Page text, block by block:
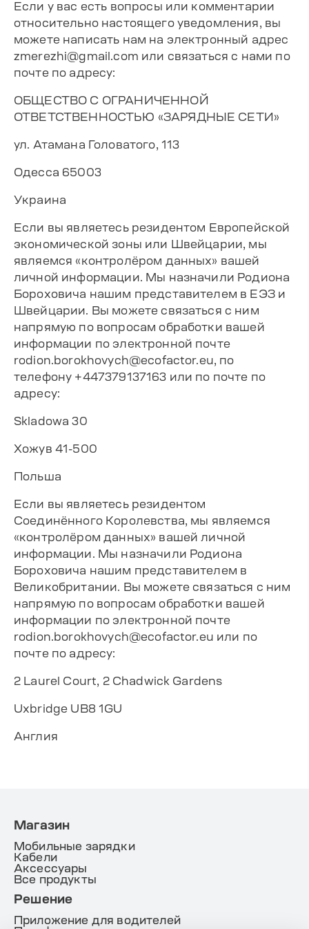
Если у вас есть вопросы или комментарии
относительно настоящего уведомления, вы
можете написать нам на электронный адрес
zmerezhi@gmail.com или связаться с нами по
почте по адресу:
ОБЩЕСТВО С ОГРАНИЧЕННОЙ
ОТВЕТСТВЕННОСТЬЮ «ЗАРЯДНЫЕ СЕТИ»
ул. Атамана Головатого, 113
Одесса 65003
Украина
Если вы являетесь резидентом Европейской
экономической зоны или Швейцарии, мы
являемся «контролёром данных» вашей
личной информации. Мы назначили Родиона
Бороховича нашим представителем в ЕЭЗ и
Швейцарии. Вы можете связаться с ним
напрямую по вопросам обработки вашей
информации по электронной почте
rodion.borokhovych@ecofactor.eu , по
телефону +447379137163 или по почте по
адресу:
Skladowa 30
Хожув 41-500
Польша
Если вы являетесь резидентом
Соединённого Королевства, мы являемся
«контролёром данных» вашей личной
информации. Мы назначили Родиона
Бороховича нашим представителем в
Великобритании. Вы можете связаться с ним
напрямую по вопросам обработки вашей
информации по электронной почте
rodion.borokhovych@ecofactor.eu или по
почте по адресу:
2 Laurel Court, 2 Chadwick Gardens
Uxbridge UB8 1GU
Англия
Магазин
Мобильные зарядки
Кабели
Аксессуары
Все продукты
Решение
Приложение для водителей